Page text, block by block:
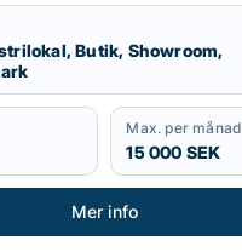
Butik, Showroom,
Max. per månad
15 000 SEK
Mer info